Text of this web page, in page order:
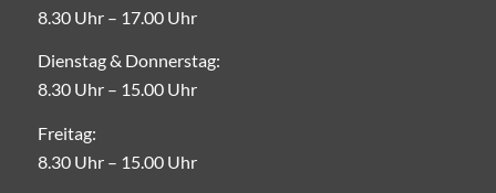
8.30 Uhr – ­17.00 Uhr
Dienstag & Donnerstag:
8.30 Uhr – 15.00 Uhr
Freitag:
8.30 Uhr – ­15.00 Uhr